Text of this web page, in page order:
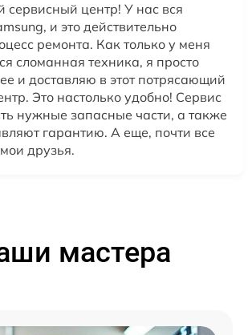
центр! У нас вся
и это действительно
ремонта. Как только у меня
сломанная техника, я просто
и доставляю в этот потрясающий
Это настолько удобно! Сервис
нужные запасные части, а также
гарантию. А еще, почти все
друзья.
мастера